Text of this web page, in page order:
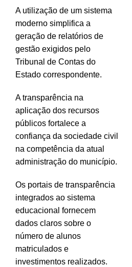
A utilização de um sistema
moderno simplifica a
geração de relatórios de
gestão exigidos pelo
Tribunal de Contas do
Estado correspondente.
A transparência na
aplicação dos recursos
públicos fortalece a
confiança da sociedade civil
na competência da atual
administração do município.
Os portais de transparência
integrados ao sistema
educacional fornecem
dados claros sobre o
número de alunos
matriculados e
investimentos realizados.